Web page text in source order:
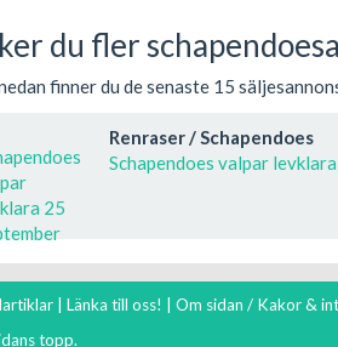
du fler
finner du de senaste 15
Renraser / Schapendoes
Schapendoes valpar
Länka till oss! Om sidan / Kakor &
topp.